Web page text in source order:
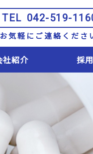
TEL 042-519-
お気軽にご連絡くださ
社紹介 採